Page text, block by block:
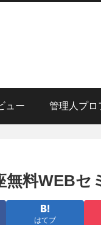
ュー 管理人プロ
無料WEB
はてブ